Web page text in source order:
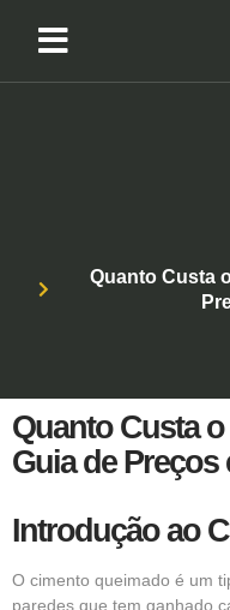
Quanto Custa
Quanto Custa
Guia de Preços
Introdução ao
O cimento queimado é um
paredes que tem ganhado